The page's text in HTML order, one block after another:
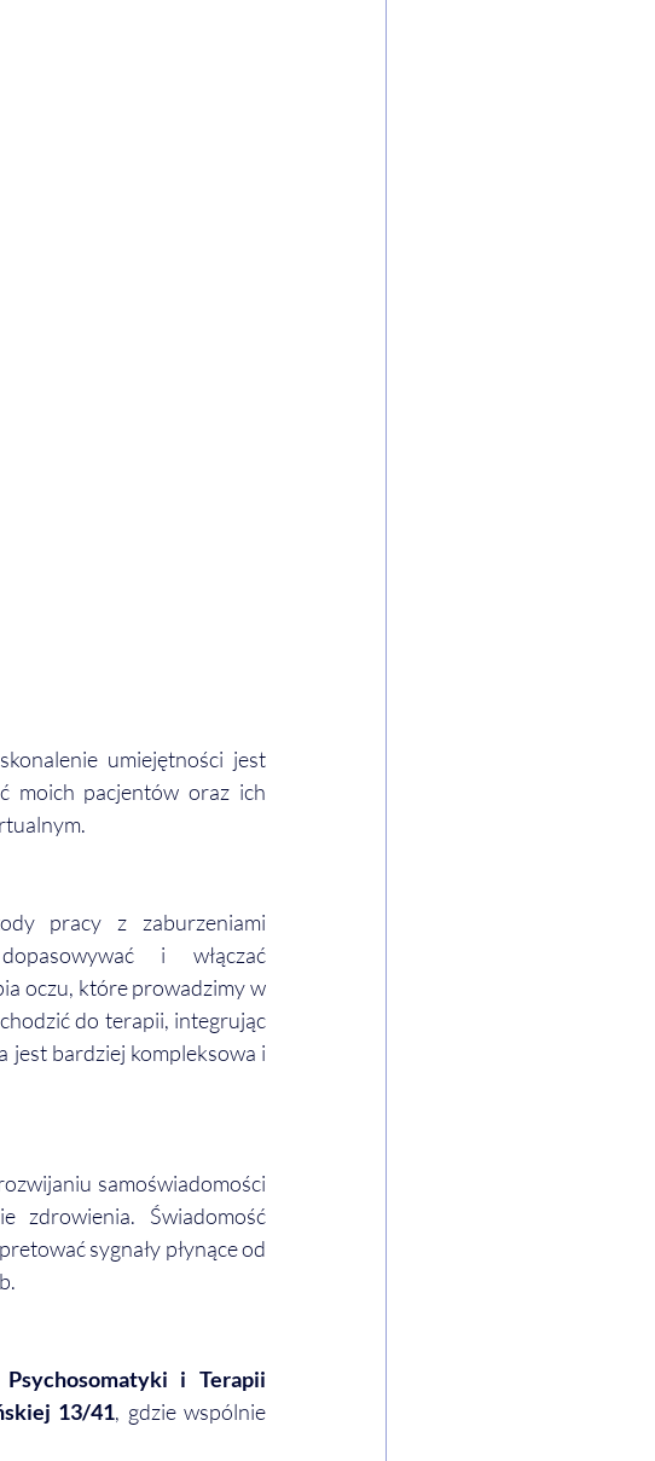
umiejętności jest
moich pacjentów oraz ich
pracy z zaburzeniami
i włączać
oczu, które prowadzimy w
do terapii, integrując
jest bardziej kompleksowa i
samoświadomości
zdrowienia. Świadomość
sygnały płynące od
i Terapii
13/41, gdzie wspólnie